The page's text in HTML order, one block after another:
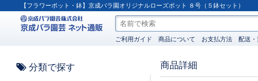
【フラワーポット・鉢】京成バラ園オリジナルローズポット ８号（５鉢セット）
ご利用ガイド 商品について お支払方法 配送
商品詳細
分類で探す